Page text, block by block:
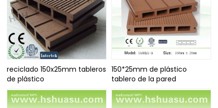
reciclado 150x25mm tableros
de plástico
150*25mm de plástico
tablero de la pared